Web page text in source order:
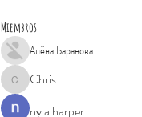
Miembros
Алёна Баранова
ChrisChris
nyla harper